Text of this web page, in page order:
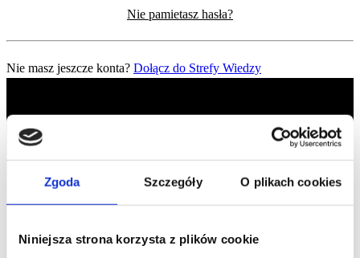
Zgoda Szczegóły O plikach cookies
Niniejsza strona korzysta z plików cookie
Nie pamietasz hasła?
Nie masz jeszcze konta? Dołącz do Strefy Wiedzy
Szpilka